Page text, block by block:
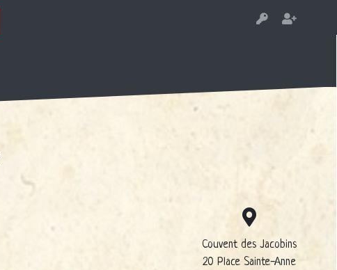
Couvent des Jacobins
20 Place Sainte-Anne